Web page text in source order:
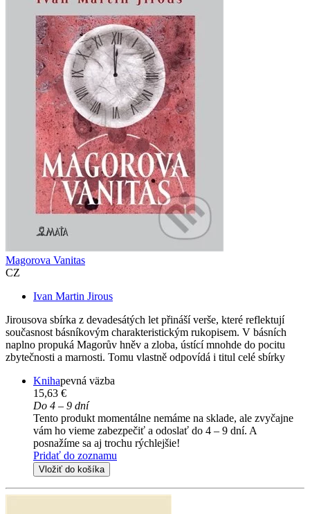
Magorova Vanitas
CZ
Ivan Martin Jirous
Jirousova sbírka z devadesátých let přináší verše, které reflektují
současnost básníkovým charakteristickým rukopisem. V básních
naplno propuká Magorův hněv a zloba, ústící mnohde do pocitu
zbytečnosti a marnosti. Tomu vlastně odpovídá i titul celé sbírky
Knihapevná väzba
15,63 €
Do 4 – 9 dní
Tento produkt momentálne nemáme na sklade, ale zvyčajne
vám ho vieme zabezpečiť a odoslať do 4 – 9 dní. A
posnažíme sa aj trochu rýchlejšie!
Pridať do zoznamu
Vložiť do košíka